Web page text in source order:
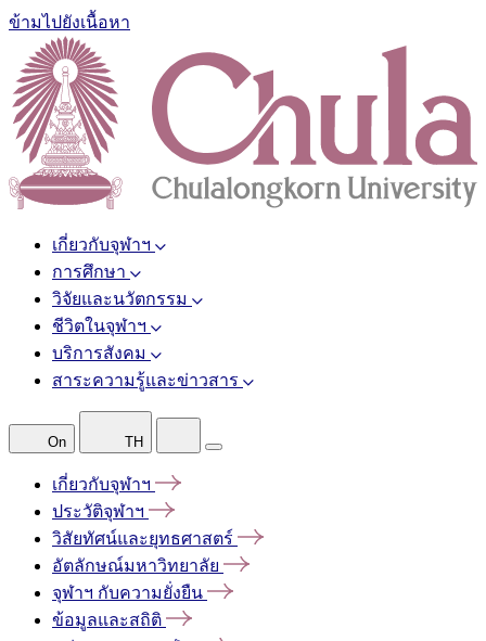
ข้ามไปยังเนื้อหา
เกี่ยวกับจุฬาฯ
การศึกษา
วิจัยและนวัตกรรม
ชีวิตในจุฬาฯ
บริการสังคม
สาระความรู้และข่าวสาร
On TH
เกี่ยวกับจุฬาฯ
ประวัติจุฬาฯ
วิสัยทัศน์และยุทธศาสตร์
อัตลักษณ์มหาวิทยาลัย
จุฬาฯ กับความยั่งยืน
ข้อมูลและสถิติ